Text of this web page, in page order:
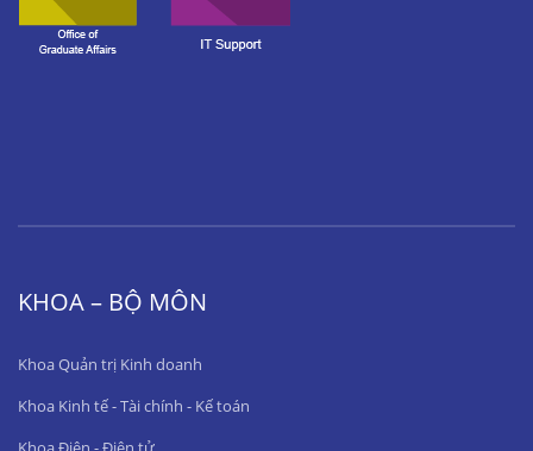
KHOA – BỘ MÔN
Khoa Quản trị Kinh doanh
Khoa Kinh tế - Tài chính - Kế toán